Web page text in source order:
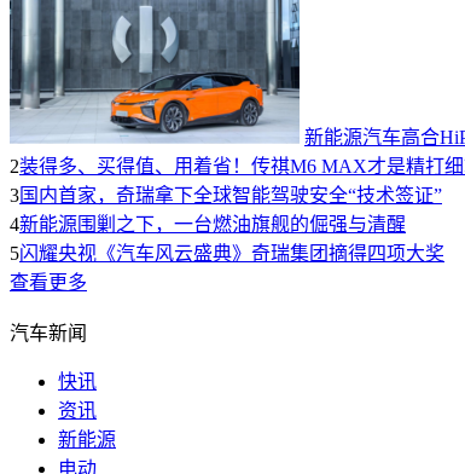
新能源汽车高合
2装得多、买得值、用着省！传祺M6 MAX才是精打细
3国内首家，奇瑞拿下全球智能驾驶安全“技术签证”
4新能源围剿之下，一台燃油旗舰的倔强与清醒
5闪耀央视《汽车风云盛典》奇瑞集团摘得四项大奖
查看更多
汽车新闻
快讯
资讯
新能源
电动